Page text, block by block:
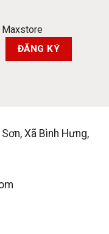
Maxstore
Xã Bình Hưng,